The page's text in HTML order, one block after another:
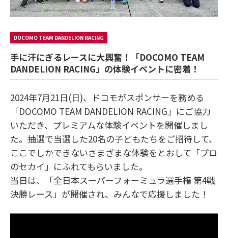
DOCOMO TEAM DANDELION RACING
手に汗にぎるレースに大興奮！「DOCOMO TEAM
DANDELION RACING」の体験イベントに密着！
2024年7月21日(日)、ドコモがスポンサーを務める
「DOCOMO TEAM DANDELION RACING」にご協力
いただき、プレミアムな体験イベントを開催しまし
た。抽選で当選した20名の子どもたちをご招待して、
ここでしかできないさまざまな体験をとおして「プロ
のセカイ」にふれてもらいました。
当日は、「全日本スーパーフォーミュラ選手権 第4戦
決勝レース」が開催され、みんなで応援しました！